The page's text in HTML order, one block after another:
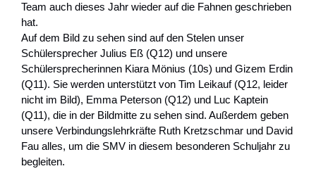
Team auch dieses Jahr wieder auf die Fahnen geschrieben
hat.
Auf dem Bild zu sehen sind auf den Stelen unser
Schülersprecher Julius Eß (Q12) und unsere
Schülersprecherinnen Kiara Mönius (10s) und Gizem Erdin
(Q11). Sie werden unterstützt von Tim Leikauf (Q12, leider
nicht im Bild), Emma Peterson (Q12) und Luc Kaptein
(Q11), die in der Bildmitte zu sehen sind. Außerdem geben
unsere Verbindungslehrkräfte Ruth Kretzschmar und David
Fau alles, um die SMVin diesem besonderen Schuljahr zu
begleiten.